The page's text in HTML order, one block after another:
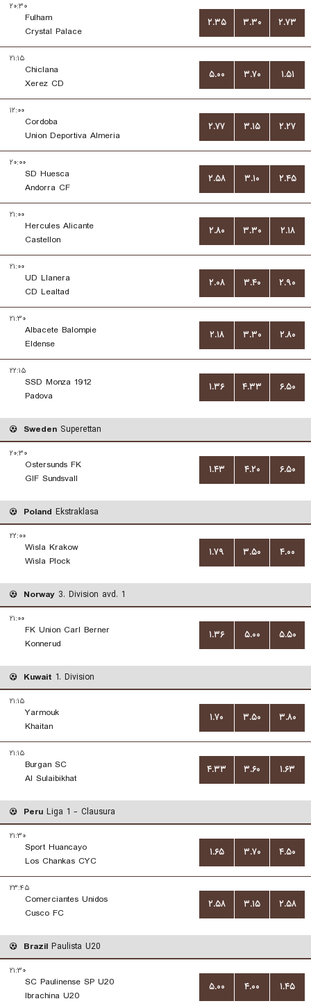
۲۰:۳۰
Fulham
Crystal Palace
۲.۳۵ ۳.۳۰ ۲.۷۳
۲۱:۱۵
Chiclana
Xerez CD
۵.۰۰ ۳.۷۰ ۱.۵۱
۱۲:۰۰
Cordoba
Union Deportiva Almeria
۲.۷۷ ۳.۱۵ ۲.۲۷
۲۰:۰۰
SD Huesca
Andorra CF
۲.۵۸ ۳.۱۰ ۲.۴۵
۲۱:۰۰
Hercules Alicante
Castellon
۲.۸۰ ۳.۳۰ ۲.۱۸
۲۱:۰۰
UD Llanera
CD Lealtad
۲.۰۸ ۳.۴۰ ۲.۹۰
۲۱:۳۰
Albacete Balompie
Eldense
۲.۱۸ ۳.۳۰ ۲.۸۰
۲۲:۱۵
SSD Monza 1912
Padova
۱.۳۶ ۴.۳۳ ۶.۵۰
Sweden Superettan
۲۰:۳۰
Ostersunds FK
GIF Sundsvall
۱.۴۳ ۴.۲۰ ۶.۵۰
Poland Ekstraklasa
۲۲:۰۰
Wisla Krakow
Wisla Plock
۱.۷۹ ۳.۵۰ ۴.۰۰
Norway 3. Division avd. 1
۲۱:۰۰
FK Union Carl Berner
Konnerud
۱.۳۶ ۵.۰۰ ۵.۵۰
Kuwait 1. Division
۲۱:۱۵
Yarmouk
Khaitan
۱.۷۰ ۳.۵۰ ۳.۸۰
۲۱:۱۵
Burgan SC
Al Sulaibikhat
۴.۳۳ ۳.۶۰ ۱.۶۳
Peru Liga 1 - Clausura
۲۱:۳۰
Sport Huancayo
Los Chankas CYC
۱.۶۵ ۳.۷۰ ۴.۵۰
۲۳:۴۵
Comerciantes Unidos
Cusco FC
۲.۵۸ ۳.۱۵ ۲.۵۸
Brazil Paulista U20
۲۱:۳۰
SC Paulinense SP U20
Ibrachina U20
۵.۰۰ ۴.۰۰ ۱.۴۵